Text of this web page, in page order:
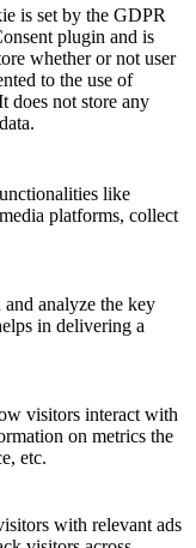
is set by the GDPR
plugin and is
whether or not user
to the use of
does not store any
like
platforms, collect
and analyze the key
in delivering a
visitors interact with
on metrics the
etc.
with relevant ads